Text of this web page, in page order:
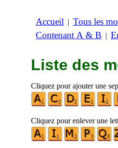
Accueil | Tous les
Contenant A & B |
Liste des
Cliquez pour ajouter une
Cliquez pour enlever une